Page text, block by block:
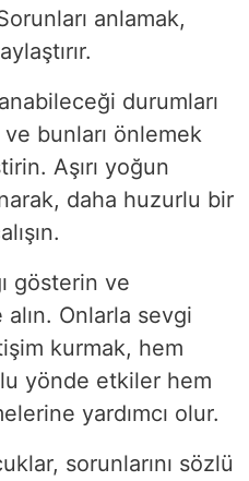
anlamak,
durumları
bunları önlemek
Aşırı yoğun
daha huzurlu bir
gösterin ve
alın. Onlarla sevgi
kurmak, hem
yönde etkiler hem
yardımcı olur.
sorunlarını sözlü